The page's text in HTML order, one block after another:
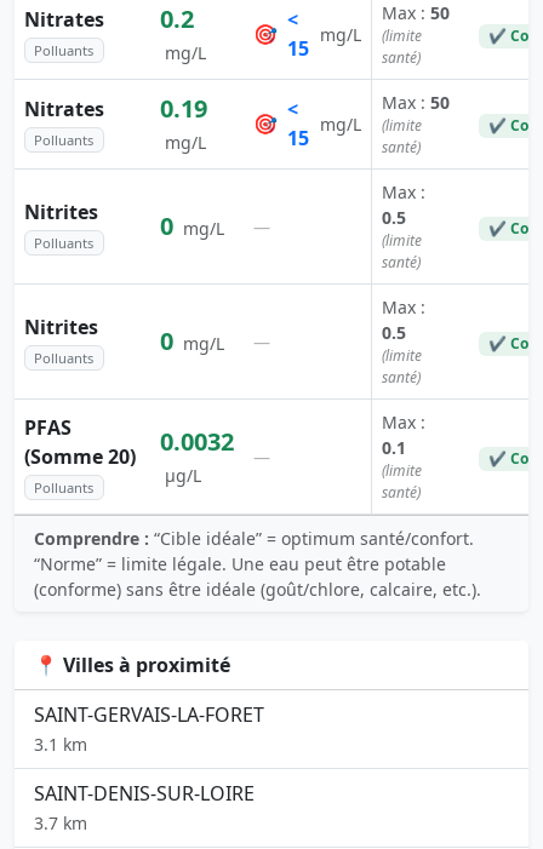
Nitrates
Polluants
0.2
mg/L
🎯
<
15
mg/L
Max : 50
(limite
santé)
✔
Nitrates
Polluants
0.19
mg/L
🎯
<
15
mg/L
Max : 50
(limite
santé)
✔
Nitrites
Polluants
0 mg/L —
Max :
0.5
(limite
santé)
✔
Nitrites
Polluants
0 mg/L —
Max :
0.5
(limite
santé)
✔
PFAS
(Somme 20)
Polluants
0.0032
µg/L
—
Max :
0.1
(limite
santé)
✔
Comprendre : “Cible idéale” = optimum santé/confort.
“Norme” = limite légale. Une eau peut être potable
(conforme) sans être idéale (goût/chlore, calcaire, etc.).
📍 Villes à proximité
SAINT-GERVAIS-LA-FORET
3.1 km
SAINT-DENIS-SUR-LOIRE
3.7 km